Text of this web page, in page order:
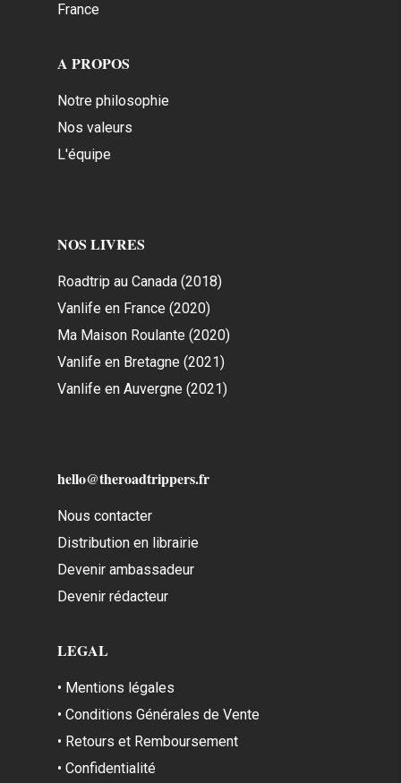
France
A PROPOS
Notre philosophie
Nos valeurs
L'équipe
NOS LIVRES
Roadtrip au Canada (2018)
Vanlife en France (2020)
Ma Maison Roulante (2020)
Vanlife en Bretagne (2021)
Vanlife en Auvergne (2021)
hello@theroadtrippers.fr
Nous contacter
Distribution en librairie
Devenir ambassadeur
Devenir rédacteur
LEGAL
• Mentions légales
• Conditions Générales de Vente
• Retours et Remboursement
• Confidentialité